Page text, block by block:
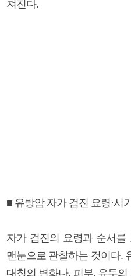
져진다.
■ 유방암 자가 검진 요령·시
자가 검진의 요령과 순서를
맨눈으로 관찰하는 것이다.
대칭의 변화나, 피부, 유두